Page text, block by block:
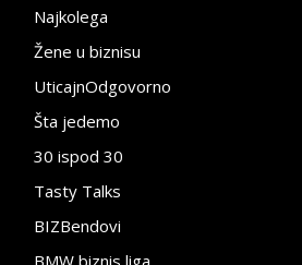
Najkolega
Žene u biznisu
UticajnOdgovorno
Šta jedemo
30 ispod 30
Tasty Talks
BIZBendovi
BMW biznis liga